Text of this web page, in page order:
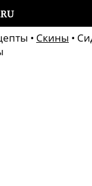
• Скины •